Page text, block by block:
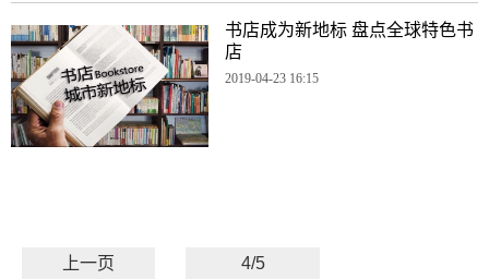
书店成为新地标 盘点全球特色书
店
2019-04-23 16:15
上一页 4/5